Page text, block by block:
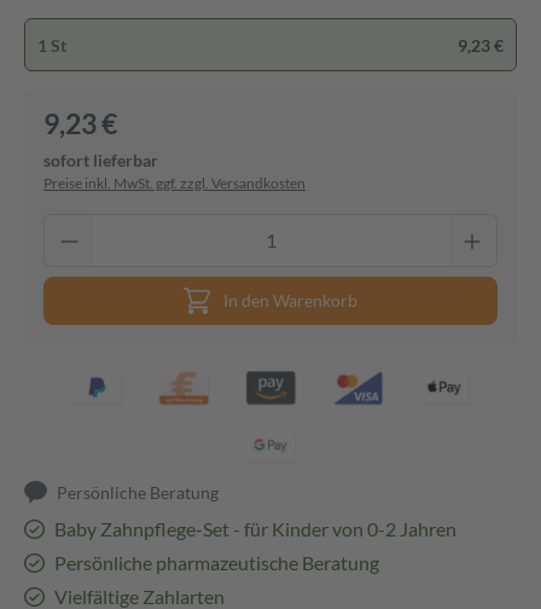
1 St 9,23 €
9,23 €
sofort lieferbar
Preise inkl. MwSt. ggf. zzgl. Versandkosten
In den Warenkorb
Persönliche Beratung
Baby Zahnpflege-Set - für Kinder von 0-2 Jahren
Persönliche pharmazeutische Beratung
Vielfältige Zahlarten